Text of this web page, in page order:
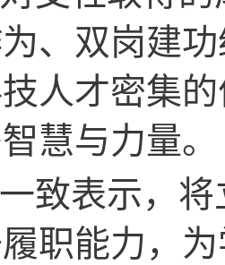
、双岗建
人才密集
慧与力量。
致表示，
职能力，